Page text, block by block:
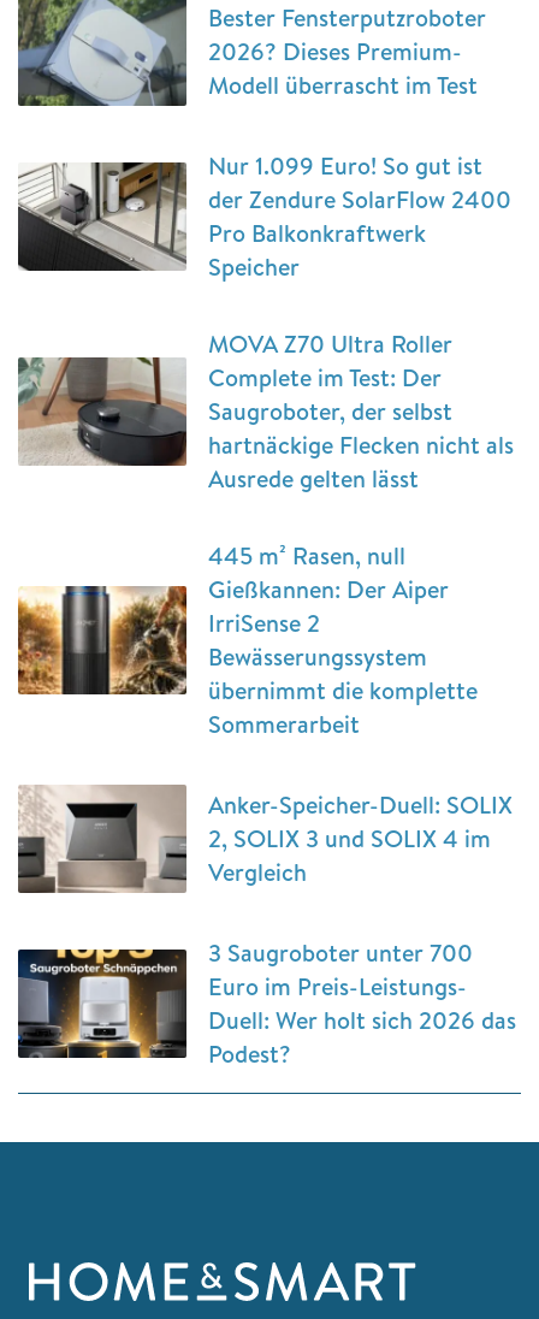
Bester Fensterputzroboter
2026? Dieses Premium-
Modell überrascht im Test
Nur 1.099 Euro! So gut ist
der Zendure SolarFlow 2400
Pro Balkonkraftwerk
Speicher
MOVA Z70 Ultra Roller
Complete im Test: Der
Saugroboter, der selbst
hartnäckige Flecken nicht als
Ausrede gelten lässt
445 m² Rasen, null
Gießkannen: Der Aiper
IrriSense 2
Bewässerungssystem
übernimmt die komplette
Sommerarbeit
Anker-Speicher-Duell: SOLIX
2, SOLIX 3 und SOLIX 4 im
Vergleich
3 Saugroboter unter 700
Euro im Preis-Leistungs-
Duell: Wer holt sich 2026 das
Podest?